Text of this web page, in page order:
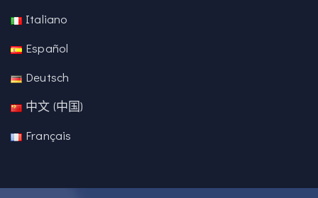
Italiano
Español
Deutsch
中文 (中国)
Français